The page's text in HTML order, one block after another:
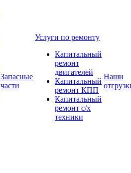
Запасные
части
Услуги по ремонту
Капитальный
ремонт
двигателей
Капитальный
ремонт КПП
Капитальный
ремонт с/х
техники
Наши